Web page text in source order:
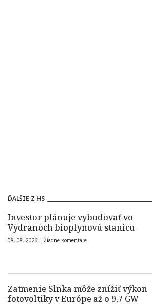
ĎALŠIE Z HS
Investor plánuje vybudovať vo
Vydranoch bioplynovú stanicu
08. 08. 2026 | Žiadne komentáre
Zatmenie Slnka môže znížiť výkon
fotovoltiky v Európe až o 9,7 GW